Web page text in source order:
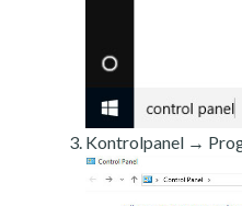
Kontrolpanel →